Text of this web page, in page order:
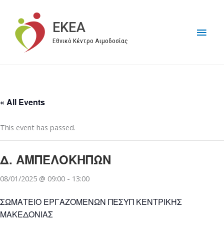
περιεχόμενο
EKEA
Εθνικό Κέντρο Αιμοδοσίας
« All Events
This event has passed.
Δ. ΑΜΠΕΛΟΚΗΠΩΝ
08/01/2025 @ 09:00 - 13:00
ΣΩΜΑΤΕΙΟ ΕΡΓΑΖΟΜΕΝΩΝ ΠΕΣΥΠ ΚΕΝΤΡΙΚΗΣ
ΜΑΚΕΔΟΝΙΑΣ